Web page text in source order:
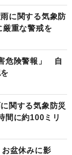
に関する気象防
重な警戒を
危険警報」 自
関する気象防災
に約100ミリ
盆休みに影